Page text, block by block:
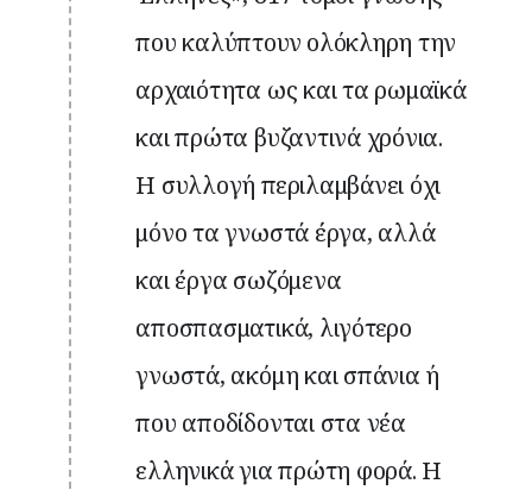
που καλύπτουν ολόκληρη την
αρχαιότητα ως και τα ρωμαϊκά
και πρώτα βυζαντινά χρόνια.
Η συλλογή περιλαμβάνει όχι
μόνο τα γνωστά έργα, αλλά
και έργα σωζόμενα
αποσπασματικά, λιγότερο
γνωστά, ακόμη και σπάνια ή
που αποδίδονται στα νέα
ελληνικά για πρώτη φορά. Η